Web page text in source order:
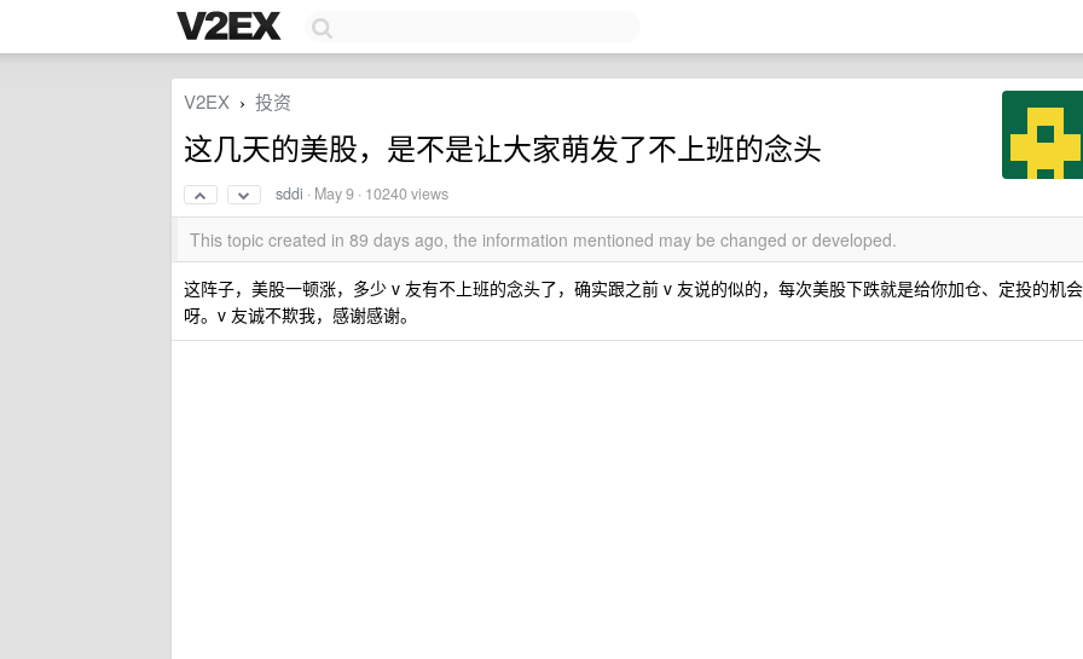
V2EX › 投资
这几天的美股，是不是让大家萌发了不上班的念头
sddi · May 9 · 10240 views
This topic created in 89 days ago, the information mentioned may be changed or developed.
这阵子，美股一顿涨，多少 v 友有不上班的念头了，确实跟之前 v 友说的似的，每次美股下跌就是给你加仓、定投的机会
呀。v 友诚不欺我，感谢感谢。